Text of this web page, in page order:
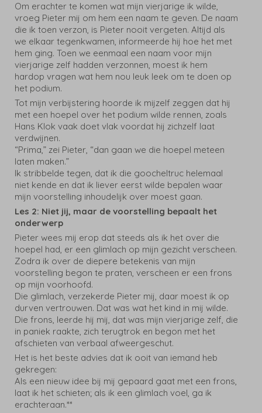
Om erachter te komen wat mijn vierjarige ik wilde,
vroeg Pieter mij om hem een naam te geven. De naam
die ik toen verzon, is Pieter nooit vergeten. Altijd als
we elkaar tegenkwamen, informeerde hij hoe het met
hem ging. Toen we eenmaal een naam voor mijn
vierjarige zelf hadden verzonnen, moest ik hem
hardop vragen wat hem nou leuk leek om te doen op
het podium.
Tot mijn verbijstering hoorde ik mijzelf zeggen dat hij
met een hoepel over het podium wilde rennen, zoals
Hans Klok vaak doet vlak voordat hij zichzelf laat
verdwijnen.
“Prima,” zei Pieter, “dan gaan we die hoepel meteen
laten maken.”
Ik stribbelde tegen, dat ik die goocheltruc helemaal
niet kende en dat ik liever eerst wilde bepalen waar
mijn voorstelling inhoudelijk over moest gaan.
Les 2: Niet jij, maar de voorstelling bepaalt het
onderwerp
Pieter wees mij erop dat steeds als ik het over die
hoepel had, er een glimlach op mijn gezicht verscheen.
Zodra ik over de diepere betekenis van mijn
voorstelling begon te praten, verscheen er een frons
op mijn voorhoofd.
Die glimlach, verzekerde Pieter mij, daar moest ik op
durven vertrouwen. Dat was wat het kind in mij wilde.
Die frons, leerde hij mij, dat was mijn vierjarige zelf, die
in paniek raakte, zich terugtrok en begon met het
afschieten van verbaal afweergeschut.
Het is het beste advies dat ik ooit van iemand heb
gekregen:
Als een nieuw idee bij mij gepaard gaat met een frons,
laat ik het schieten; als ik een glimlach voel, ga ik
erachteraan.**